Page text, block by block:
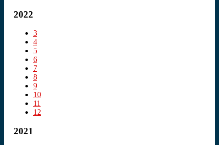
2022
3
4
5
6
7
8
9
10
11
12
2021